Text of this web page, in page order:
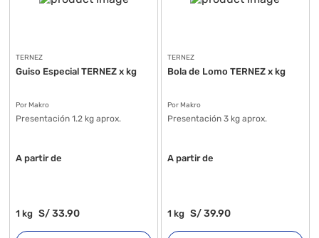
TERNEZ
Guiso Especial TERNEZ x kg
Por Makro
Presentación 1.2 kg aprox.
A partir de
1kg S/33.90
TERNEZ
Bola de Lomo TERNEZ x kg
Por Makro
Presentación 3 kg aprox.
A partir de
1 kg S/39.90